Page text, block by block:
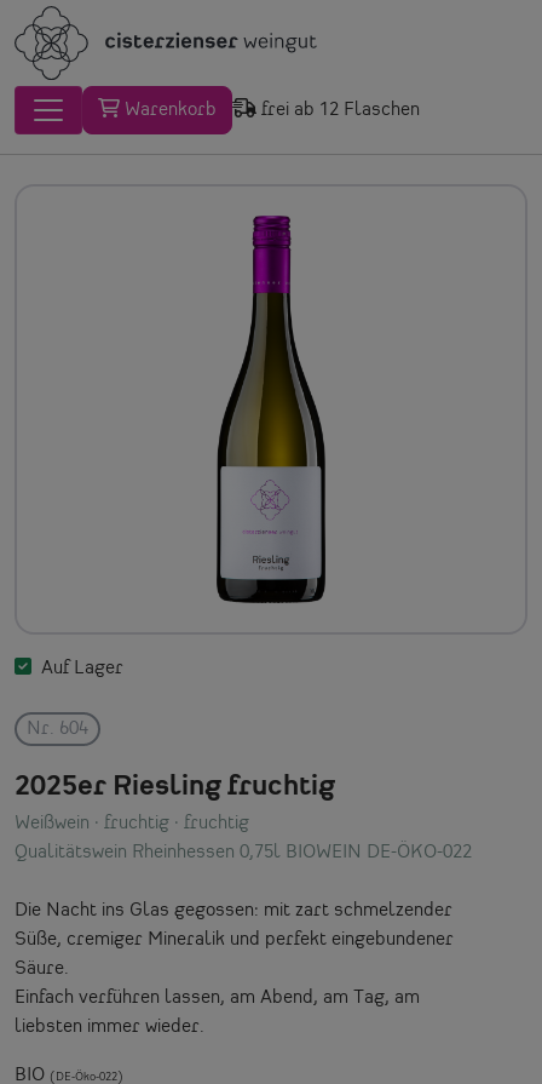
Warenkorb frei ab 12 Flaschen
Auf Lager
Nr. 604
2025er Riesling fruchtig
Weißwein · fruchtig · fruchtig
Qualitätswein Rheinhessen 0,75l BIOWEIN DE-ÖKO-022
Die Nacht ins Glas gegossen: mit zart schmelzender
Süße, cremiger Mineralik und perfekt eingebundener
Säure.
Einfach verführen lassen, am Abend, am Tag, am
liebsten immer wieder.
BIO (DE-Öko-022)